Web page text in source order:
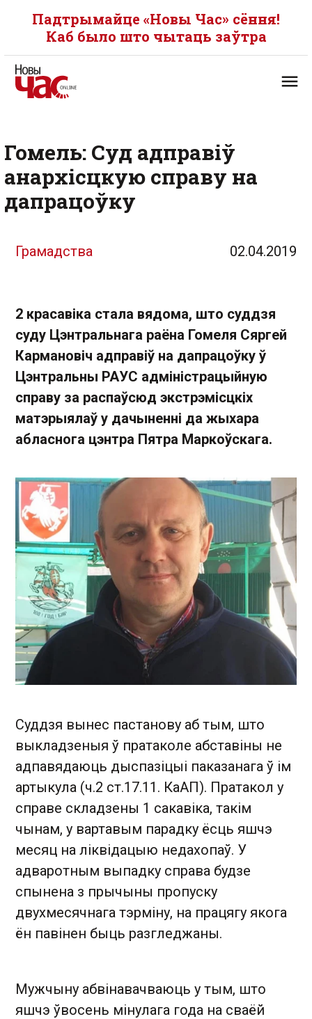
Падтрымайце «Новы Час» сёння!
Каб было што чытаць заўтра
Гомель: Суд адправіў
анархісцкую справу на
дапрацоўку
Грамадства 02.04.2019
2 красавіка стала вядома, што суддзя
суду Цэнтральнага раёна Гомеля Сяргей
Кармановіч адправіў на дапрацоўку ў
Цэнтральны РАУС адміністрацыйную
справу за распаўсюд экстрэмісцкіх
матэрыялаў у дачыненні да жыхара
абласнога цэнтра Пятра Маркоўскага.
Суддзя вынес пастанову аб тым, што
выкладзеныя ў пратаколе абставіны не
адпавядаюць дыспазіцыі паказанага ў ім
артыкула (ч.2 ст.17.11. КаАП). Пратакол у
справе складзены 1 сакавіка, такім
чынам, у вартавым парадку ёсць яшчэ
месяц на ліквідацыю недахопаў. У
адваротным выпадку справа будзе
спынена з прычыны пропуску
двухмесячнага тэрміну, на працягу якога
ён павінен быць разгледжаны.
Мужчыну абвінавачваюць у тым, што
яшчэ ўвосень мінулага года на сваёй